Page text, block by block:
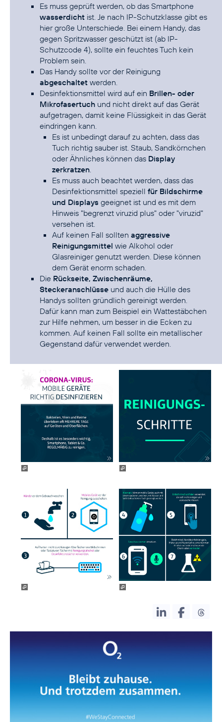
Es muss geprüft werden, ob das Smartphone
wasserdicht ist. Je nach IP-Schutzklasse gibt es
hier große Unterschiede. Bei einem Handy, das
gegen Spritzwasser geschützt ist (ab IP-
Schutzcode 4), sollte ein feuchtes Tuch kein
Problem sein.
Das Handy sollte vor der Reinigung
abgeschaltet werden.
Desinfektionsmittel wird auf ein Brillen- oder
Mikrofasertuch und nicht direkt auf das Gerät
aufgetragen, damit keine Flüssigkeit in das Gerät
eindringen kann.
Es ist unbedingt darauf zu achten, dass das
Tuch richtig sauber ist. Staub, Sandkörnchen
oder Ähnliches können das Display
zerkratzen
Es muss auch beachtet werden, dass das
Desinfektionsmittel speziell für Bildschirme
und Displays geeignet ist und es mit dem
Hinweis "begrenzt viruzid plus" oder "viruzid"
versehen ist.
Auf keinen Fall sollten aggressive
Reinigungsmittel wie Alkohol oder
Glasreiniger genutzt werden. Diese können
dem Gerät enorm schaden.
Die Rückseite, Zwischenräume,
Steckeranschlüsse und auch die Hülle des
Handys sollten gründlich gereinigt werden.
Dafür kann man zum Beispiel ein Wattestäbchen
zur Hilfe nehmen, um besser in die Ecken zu
kommen. Auf keinen Fall sollte ein metallischer
Gegenstand dafür verwendet werden.